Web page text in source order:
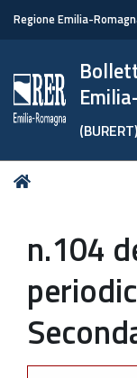
Regione Emilia-
(BURERT)
Tu
n.104